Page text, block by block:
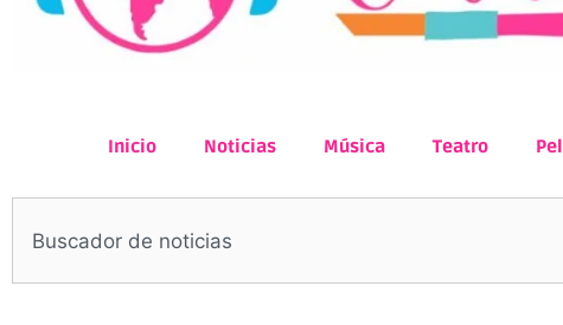
Inicio Noticias Música Teatro